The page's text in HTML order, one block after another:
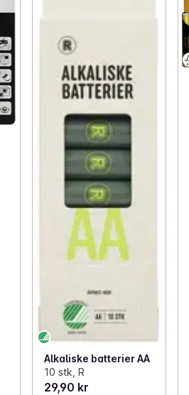
Alkaliske batterier AA
10 stk, R
29,90 kr